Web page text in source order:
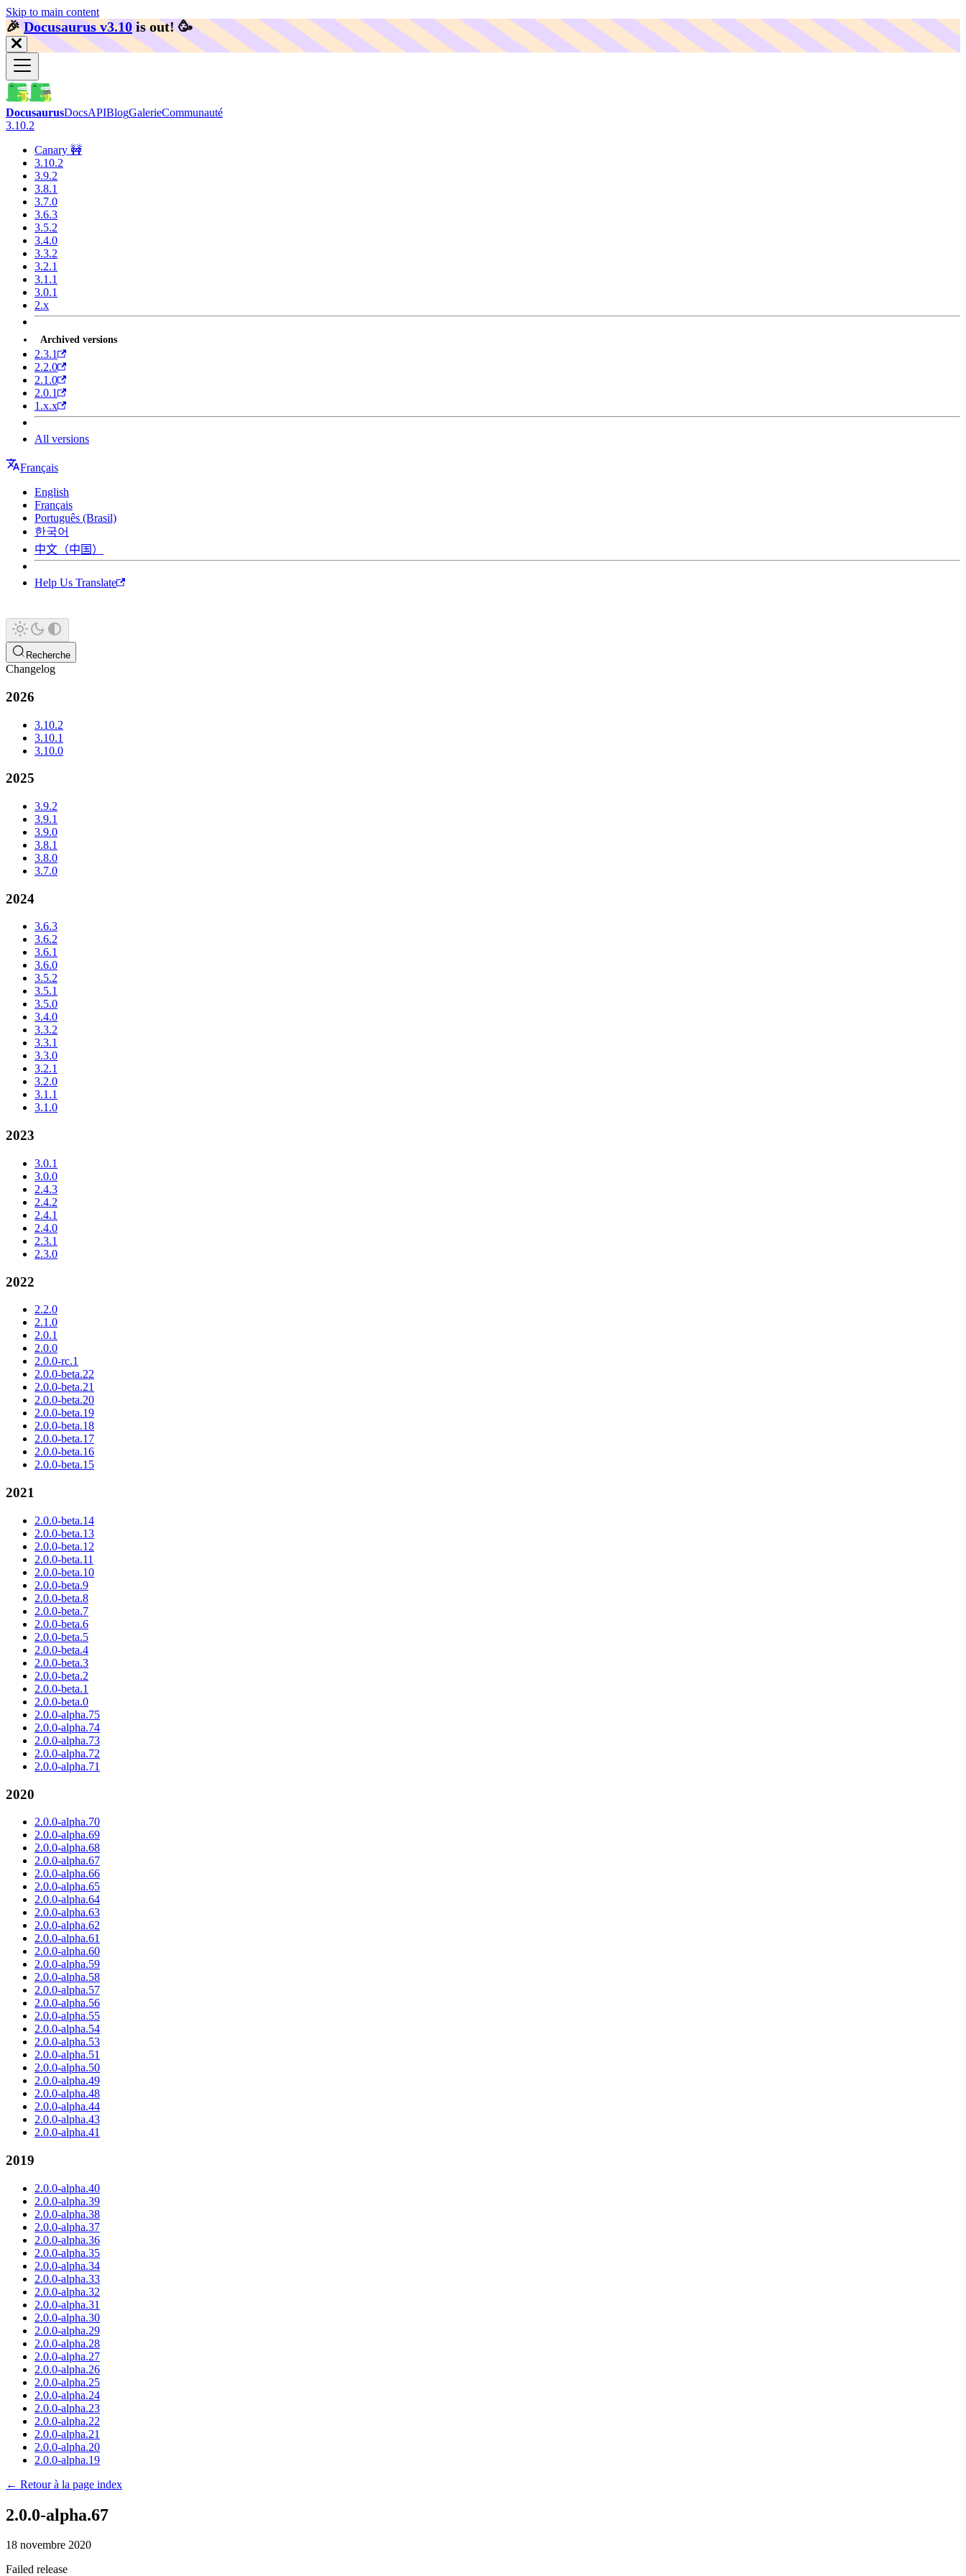
Skip to main content
🎉️Docusaurus v3.10 is out! 🥳️
DocusaurusDocsAPIBlogGalerieCommunauté
3.10.2
Canary 🚧
3.10.2
3.9.2
3.8.1
3.7.0
3.6.3
3.5.2
3.4.0
3.3.2
3.2.1
3.1.1
3.0.1
2.x
Archived versions
2.3.1
2.2.0
2.1.0
2.0.1
1.x.x
All versions
Français
English
Français
Português (Brasil)
한국어
中文（中国）
Help Us Translate
Recherche
Changelog
2026
3.10.2
3.10.1
3.10.0
2025
3.9.2
3.9.1
3.9.0
3.8.1
3.8.0
3.7.0
2024
3.6.3
3.6.2
3.6.1
3.6.0
3.5.2
3.5.1
3.5.0
3.4.0
3.3.2
3.3.1
3.3.0
3.2.1
3.2.0
3.1.1
3.1.0
2023
3.0.1
3.0.0
2.4.3
2.4.2
2.4.1
2.4.0
2.3.1
2.3.0
2022
2.2.0
2.1.0
2.0.1
2.0.0
2.0.0-rc.1
2.0.0-beta.22
2.0.0-beta.21
2.0.0-beta.20
2.0.0-beta.19
2.0.0-beta.18
2.0.0-beta.17
2.0.0-beta.16
2.0.0-beta.15
2021
2.0.0-beta.14
2.0.0-beta.13
2.0.0-beta.12
2.0.0-beta.11
2.0.0-beta.10
2.0.0-beta.9
2.0.0-beta.8
2.0.0-beta.7
2.0.0-beta.6
2.0.0-beta.5
2.0.0-beta.4
2.0.0-beta.3
2.0.0-beta.2
2.0.0-beta.1
2.0.0-beta.0
2.0.0-alpha.75
2.0.0-alpha.74
2.0.0-alpha.73
2.0.0-alpha.72
2.0.0-alpha.71
2020
2.0.0-alpha.70
2.0.0-alpha.69
2.0.0-alpha.68
2.0.0-alpha.67
2.0.0-alpha.66
2.0.0-alpha.65
2.0.0-alpha.64
2.0.0-alpha.63
2.0.0-alpha.62
2.0.0-alpha.61
2.0.0-alpha.60
2.0.0-alpha.59
2.0.0-alpha.58
2.0.0-alpha.57
2.0.0-alpha.56
2.0.0-alpha.55
2.0.0-alpha.54
2.0.0-alpha.53
2.0.0-alpha.51
2.0.0-alpha.50
2.0.0-alpha.49
2.0.0-alpha.48
2.0.0-alpha.44
2.0.0-alpha.43
2.0.0-alpha.41
2019
2.0.0-alpha.40
2.0.0-alpha.39
2.0.0-alpha.38
2.0.0-alpha.37
2.0.0-alpha.36
2.0.0-alpha.35
2.0.0-alpha.34
2.0.0-alpha.33
2.0.0-alpha.32
2.0.0-alpha.31
2.0.0-alpha.30
2.0.0-alpha.29
2.0.0-alpha.28
2.0.0-alpha.27
2.0.0-alpha.26
2.0.0-alpha.25
2.0.0-alpha.24
2.0.0-alpha.23
2.0.0-alpha.22
2.0.0-alpha.21
2.0.0-alpha.20
2.0.0-alpha.19
← Retour à la page index
2.0.0-alpha.67
18 novembre 2020
Failed release